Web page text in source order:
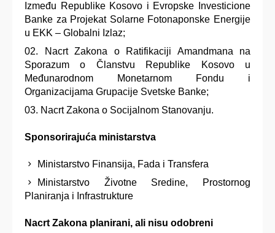
Između Republike Kosovo i Evropske Investicione
Banke za Projekat Solarne Fotonaponske Energije
u EKK – Globalni Izlaz;
Nacrt Zakona o Ratifikaciji Amandmana na
Sporazum o Članstvu Republike Kosovo u
Međunarodnom Monetarnom Fondu i
Organizacijama Grupacije Svetske Banke;
Nacrt Zakona o Socijalnom Stanovanju.
Sponsorirajuća ministarstva
Ministarstvo Finansija, Fada i Transfera
Ministarstvo Životne Sredine, Prostornog
Planiranja i Infrastrukture
Nacrt Zakona planirani, ali nisu odobreni